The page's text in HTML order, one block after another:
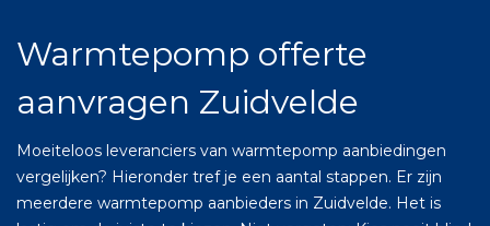
Warmtepomp offerte
aanvragen Zuidvelde
Moeiteloos leveranciers van warmtepomp aanbiedingen
vergelijken? Hieronder tref je een aantal stappen. Er zijn
meerdere warmtepomp aanbieders in Zuidvelde. Het is